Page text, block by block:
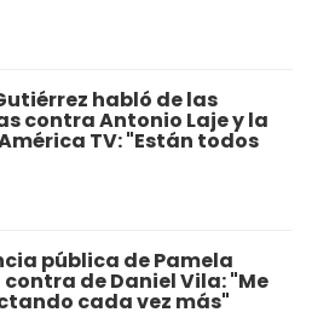
habló de las
contra Antonio Laje y la
TV: "Están todos
pública de Pamela
contra de Daniel Vila: "Me
cada vez más"